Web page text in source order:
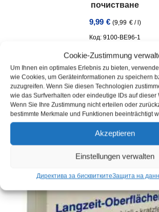
Cookie-Zustimmung
Um Ihnen ein optimales Erlebnis zu bieten,
wie Cookies, um Geräteinformationen zu speichern
zuzugreifen. Wenn Sie diesen Technologien
wie das Surfverhalten oder eindeutige IDs auf dieser
Wenn Sie Ihre Zustimmung nicht erteilen oder
bestimmte Merkmale und Funktionen beeinträchtigt
Akzeptieren
Einstellungen verwalten
Директива за бисквиткитеЗащита на
почистване
9,99 € (9,99 €/ )
Код: 9100-BE96-1
Инвентар : В наличност
Време за доставка:3
incl. VAT плюсДоставка